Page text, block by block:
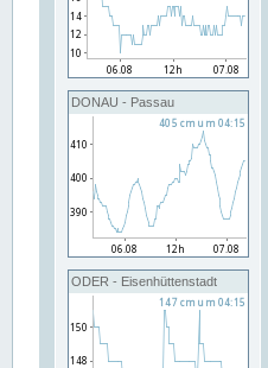
DONAU - Passau
ODER - Eisenhüttenstadt